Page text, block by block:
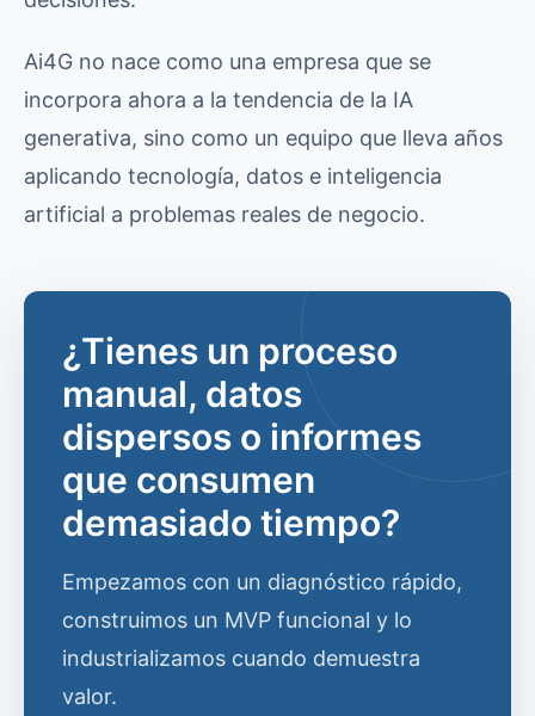
Ai4G no nace como una empresa que se
incorpora ahora a la tendencia de la IA
generativa, sino como un equipo que lleva años
aplicando tecnología, datos e inteligencia
artificial a problemas reales de negocio.
¿Tienes un proceso
manual, datos
dispersos o informes
que consumen
demasiado tiempo?
Empezamos con un diagnóstico rápido,
construimos un MVP funcional y lo
industrializamos cuando demuestra
valor.